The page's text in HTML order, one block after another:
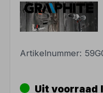
Artikelnummer:
Uit voorraad